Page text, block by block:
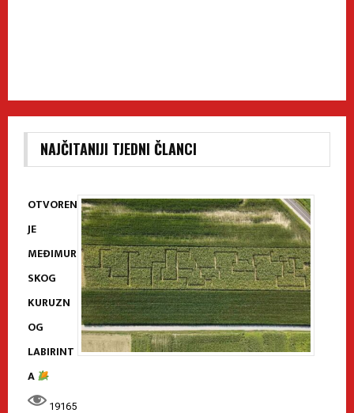
NAJČITANIJI TJEDNI ČLANCI
OTVOREN
JE
MEĐIMUR
SKOG
KURUZN
OG
LABIRINT
A
19165